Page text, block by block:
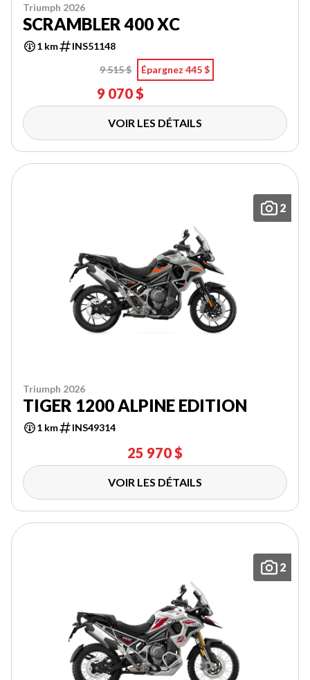
Triumph 2026
SCRAMBLER 400 XC
1 km
INS51148
9 515 $
Épargnez 445 $
9 070 $
VOIR LES DÉTAILS
2
Triumph 2026
TIGER 1200 ALPINE EDITION
1 km INS49314
25 970 $
VOIR LES DÉTAILS
2